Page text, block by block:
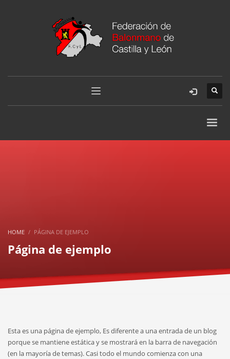
HOME PÁGINA DE EJEMPLO
Página de ejemplo
Esta es una página de ejemplo, Es diferente a una entrada de un blog
porque se mantiene estática y se mostrará en la barra de navegación
(en la mayoría de temas). Casi todo el mundo comienza con una